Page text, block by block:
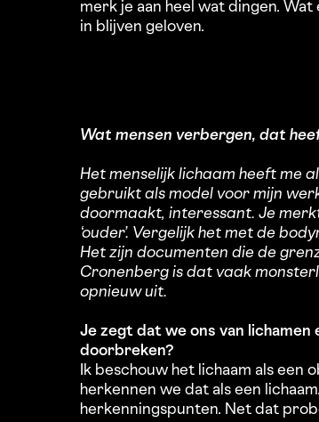
merk je aan heel wat dingen.
in blijven geloven.
Wat mensen verbergen, dat
Het menselijk lichaam heeft me
gebruikt als model voor mijn
doormaakt, interessant. Je
‘ouder’. Vergelijk het met de
Het zijn documenten die de
Cronenberg is dat vaak
opnieuw uit.
Je zegt dat we ons van
doorbreken?
Ik beschouw het lichaam als een
herkennen we dat als een
herkenningspunten. Net dat